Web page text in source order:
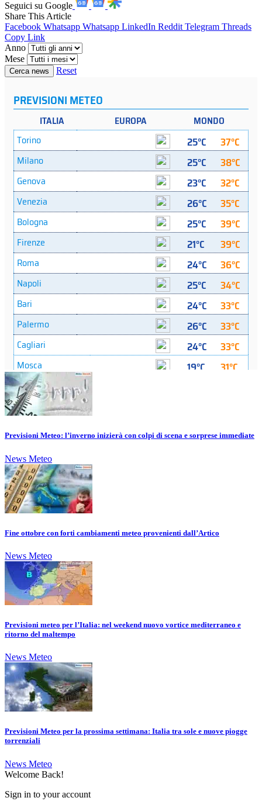
Seguici su Google
Share This Article
Facebook Whatsapp Whatsapp LinkedIn Reddit Telegram Threads
Copy Link
Anno
Mese
Cerca news Reset
Previsioni Meteo: l’inverno inizierà con colpi di scena e sorprese immediate
News Meteo
Fine ottobre con forti cambiamenti meteo provenienti dall’Artico
News Meteo
Previsioni meteo per l’Italia: nel weekend nuovo vortice mediterraneo e
ritorno del maltempo
News Meteo
Previsioni Meteo per la prossima settimana: Italia tra sole e nuove piogge
torrenziali
News Meteo
Welcome Back!
Sign in to your account